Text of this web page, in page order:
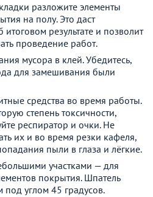
разложите элементы
на полу. Это даст
итоговом результате и позволит
проведение работ.
мусора в клей. Убедитесь,
для замешивания были
средства во время работы.
степень токсичности,
респиратор и очки. Не
их и во время резки кафеля,
пыли в глаза и лёгкие.
участками — для
покрытия. Шпатель
под углом 45 градусов.